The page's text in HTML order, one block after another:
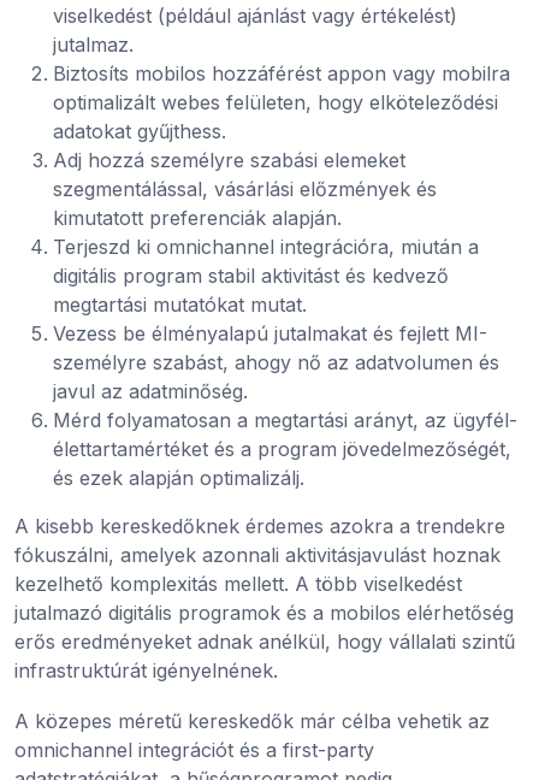
viselkedést (például ajánlást vagy értékelést)
jutalmaz.
Biztosíts mobilos hozzáférést appon vagy mobilra
optimalizált webes felületen, hogy elköteleződési
adatokat gyűjthess.
Adj hozzá személyre szabási elemeket
szegmentálással, vásárlási előzmények és
kimutatott preferenciák alapján.
Terjeszd ki omnichannel integrációra, miután a
digitális program stabil aktivitást és kedvező
megtartási mutatókat mutat.
Vezess be élményalapú jutalmakat és fejlett MI-
személyre szabást, ahogy nő az adatvolumen és
javul az adatminőség.
Mérd folyamatosan a megtartási arányt, az ügyfél-
élettartamértéket és a program jövedelmezőségét,
és ezek alapján optimalizálj.
A kisebb kereskedőknek érdemes azokra a trendekre
fókuszálni, amelyek azonnali aktivitásjavulást hoznak
kezelhető komplexitás mellett. A több viselkedést
jutalmazó digitális programok és a mobilos elérhetőség
erős eredményeket adnak anélkül, hogy vállalati szintű
infrastruktúrát igényelnének.
A közepes méretű kereskedők már célba vehetik az
omnichannel integrációt és a first-party